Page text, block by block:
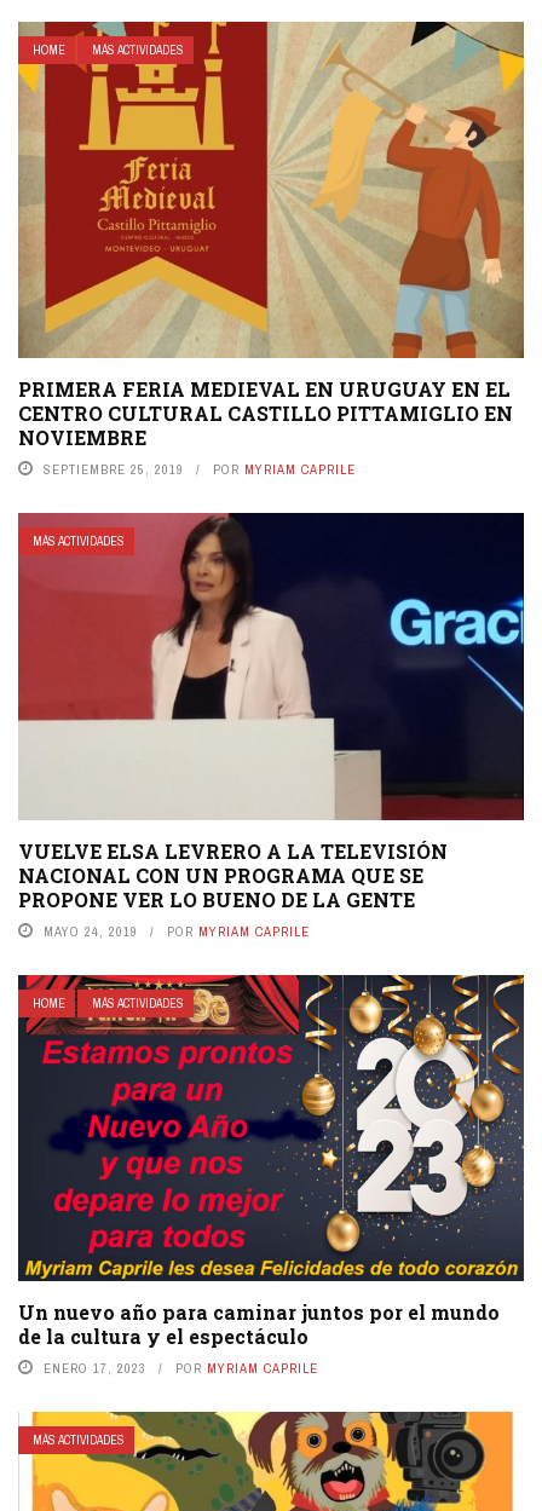
HOME MÁS ACTIVIDADES
PRIMERA FERIA MEDIEVAL EN URUGUAY EN EL
CENTRO CULTURAL CASTILLO PITTAMIGLIO EN
NOVIEMBRE
SEPTIEMBRE 25, 2019 POR MYRIAM CAPRILE
MÁS ACTIVIDADES
VUELVE ELSA LEVRERO A LA TELEVISIÓN
NACIONAL CON UN PROGRAMA QUE SE
PROPONE VER LO BUENO DE LA GENTE
MAYO 24, 2019 POR MYRIAM CAPRILE
HOME MÁS ACTIVIDADES
Un nuevo año para caminar juntos por el mundo
de la cultura y el espectáculo
ENERO 17, 2023 POR MYRIAM CAPRILE
MÁS ACTIVIDADES